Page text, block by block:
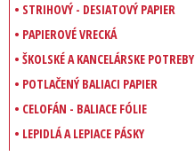
• STRIHOVÝ - DESIATOVÝ PAPIER
• PAPIEROVÉ VRECKÁ
• ŠKOLSKÉ A KANCELÁRSKE POTREBY
• POTLAČENÝ BALIACI PAPIER
• CELOFÁN - BALIACE FÓLIE
• LEPIDLÁ A LEPIACE PÁSKY